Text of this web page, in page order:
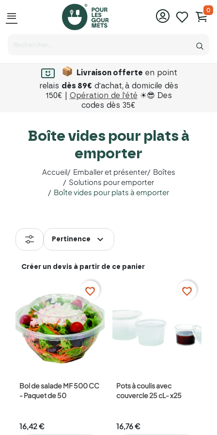
menu
0
Livraison offerte en point
relais dès 89€ d'achat, à domicile dès
150€ | Opération de l'été ☀😎 Des
codes dès 35€
Boîte vides pour plats à
emporter
Accueil Emballer et présenter
Boîtes
Solutions pour emporter
Boîte vides pour plats à emporter
Pertinence expand_more
Conditionnement
x500(1)
unité(2)
x25(1)
Marque
Mallard Ferrière(4)
Poids
Créer un devis à partir de ce panier
favorite_border
Bol de salade MF 500 CC
- Paquet de 50
16,42 €
favorite_border
Pots à coulis avec
couvercle 25 cL- x25
16,76 €